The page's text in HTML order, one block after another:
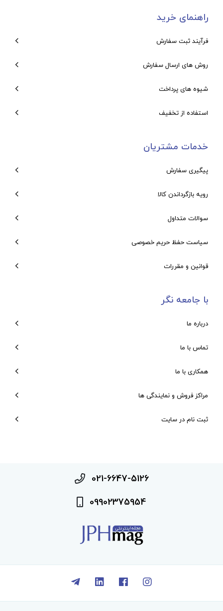
راهنمای خرید
فرآیند ثبت سفارش
روش های ارسال سفارش
شیوه های پرداخت
استفاده از تخفیف
خدمات مشتریان
پیگیری سفارش
رویه بازگرداندن کالا
سوالات متداول
سیاست حفظ حریم خصوصی
قوانین و مقررات
با جامعه نگر
درباره ما
تماس با ما
همکاری با ما
مراکز فروش و نمایندگی ها
ثبت نام در سایت
021-6647-5126
09902375954